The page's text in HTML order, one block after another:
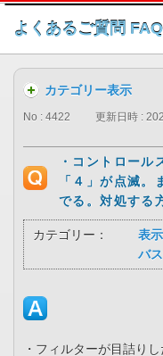
よくあるご質問 FAQ
カテゴリー表示
No : 4422 更新日時 :
・コントロール
「４」が点滅
でる。対処する
カテゴリー：
表
バ
・フィルターが目詰り